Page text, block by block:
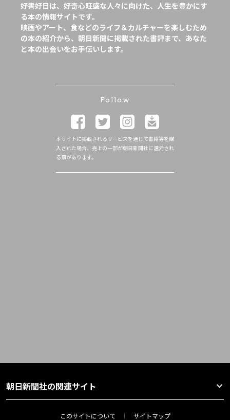
好書好日は、好奇心旺盛な人々に向けた、人生を豊かにす
る本の情報サイトです。
映画やアート、食などのライフ＆カルチャーを楽しむため
の本の紹介から、朝日新聞に掲載された書評まで、あなた
と本の出会いをお手伝いします。
Follow
本サイトに掲載されるサービスを通じて書籍等を購
入された場合、売上の一部が朝日新聞社に還元され
る事があります。
朝日新聞社の関連サイト
このサイトについて サイトマップ